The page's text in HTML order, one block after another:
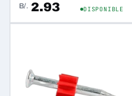
B/. 2.93 DISPONIBLE